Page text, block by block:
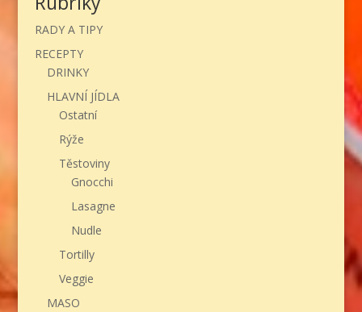
RADY A TIPY
RECEPTY
DRINKY
HLAVNÍ JÍDLA
Ostatní
Rýže
Těstoviny
Gnocchi
Lasagne
Nudle
Tortilly
Veggie
MASO